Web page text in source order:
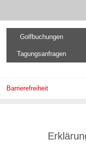
Golfbuchungen
Tagungsanfragen
Barrierefreiheit